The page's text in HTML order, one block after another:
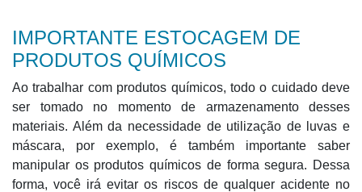
IMPORTANTE ESTOCAGEM DE
PRODUTOS QUÍMICOS
Ao trabalhar com produtos químicos, todo o cuidado deve
ser tomado no momento de armazenamento desses
materiais. Além da necessidade de utilização de luvas e
máscara, por exemplo, é também importante saber
manipular os produtos químicos de forma segura. Dessa
forma, você irá evitar os riscos de qualquer acidente no